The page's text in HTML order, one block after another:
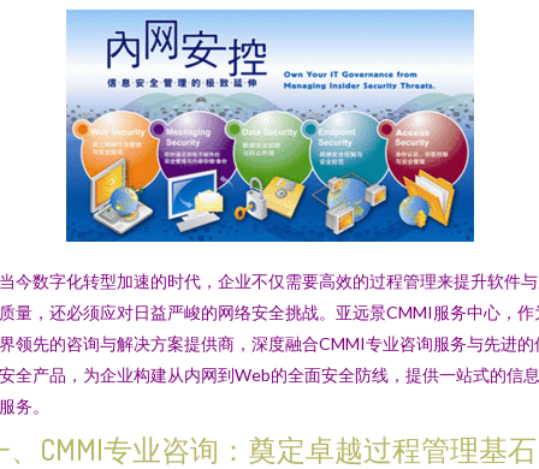
今数字化转型加速的时代，企业不仅需要高效的过程管理来提升软件
量，还必须应对日益严峻的网络安全挑战。亚远景CMMI服务中心，作
领先的咨询与解决方案提供商，深度融合CMMI专业咨询服务与先进的
全产品，为企业构建从内网到Web的全面安全防线，提供一站式的信
务。
、CMMI专业咨询：奠定卓越过程管理基石